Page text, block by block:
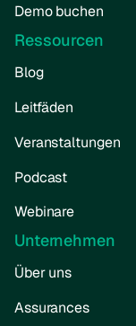
Demo buchen
Ressourcen
Blog
Leitfäden
Veranstaltungen
Podcast
Webinare
Unternehmen
Über uns
Assurances